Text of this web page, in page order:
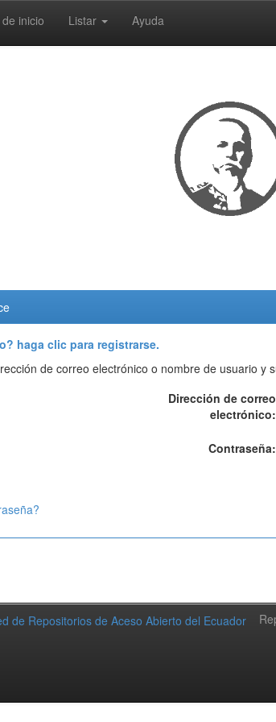
inicio Listar Ayuda
haga clic para registrarse.
de correo electrónico o nombre de usuario y
Dirección de correo
electrónico:
Contraseña: